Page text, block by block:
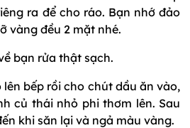
ra để cho ráo. Bạn nhớ đảo
vàng đều 2 mặt nhé.
bạn rửa thật sạch.
lên bếp rồi cho chút dầu ăn vào,
củ thái nhỏ phi thơm lên. Sau
khi săn lại và ngả màu vàng.